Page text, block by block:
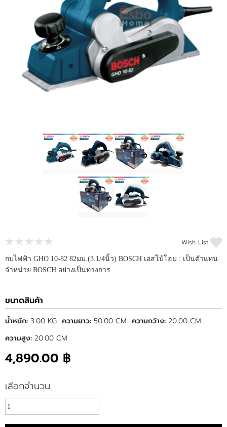
ติดต่อเรา
ขั้นตอนการสั่งซื้อ
แจ้งชำระเงิน
Wish List
กบไฟฟ้า GHO 10-82 82มม.(3.1/4นิ้ว) BOSCH เอสโบ้โฮม : เป็นตัวแทน
จำหน่าย BOSCH อย่างเป็นทางการ
ขนาดสินค้า
น้ำหนัก: 3.00 KG ความยาว: 50.00 CM ความกว้าง: 20.00 CM
ความสูง: 20.00 CM
4,890.00 ฿
เลือกจำนวน